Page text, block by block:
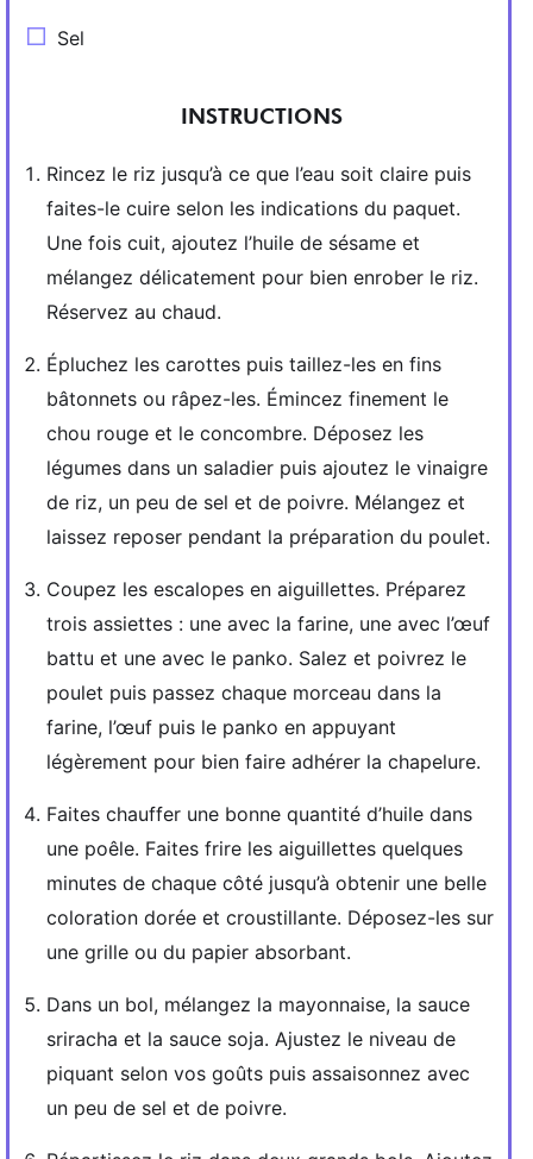
Sel
INSTRUCTIONS
Rincez le riz jusqu’à ce que l’eau soit claire puis
faites-le cuire selon les indications du paquet.
Une fois cuit, ajoutez l’huile de sésame et
mélangez délicatement pour bien enrober le riz.
Réservez au chaud.
Épluchez les carottes puis taillez-les en fins
bâtonnets ou râpez-les. Émincez finement le
chou rouge et le concombre. Déposez les
légumes dans un saladier puis ajoutez le vinaigre
de riz, un peu de sel et de poivre. Mélangez et
laissez reposer pendant la préparation du poulet.
Coupez les escalopes en aiguillettes. Préparez
trois assiettes : une avec la farine, une avec l’œuf
battu et une avec le panko. Salez et poivrez le
poulet puis passez chaque morceau dans la
farine, l’œuf puis le panko en appuyant
légèrement pour bien faire adhérer la chapelure.
Faites chauffer une bonne quantité d’huile dans
une poêle. Faites frire les aiguillettes quelques
minutes de chaque côté jusqu’à obtenir une belle
coloration dorée et croustillante. Déposez-les sur
une grille ou du papier absorbant.
Dans un bol, mélangez la mayonnaise, la sauce
sriracha et la sauce soja. Ajustez le niveau de
piquant selon vos goûts puis assaisonnez avec
un peu de sel et de poivre.